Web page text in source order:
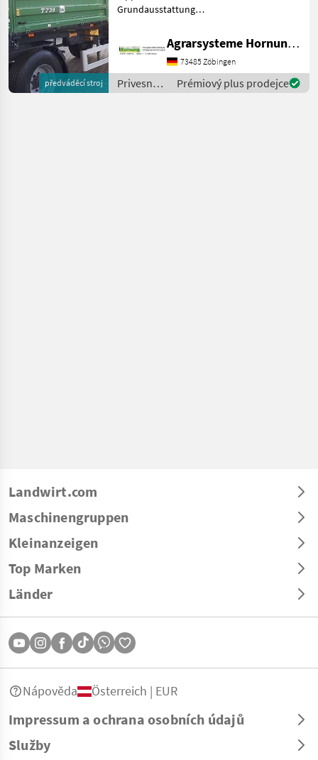
předváděcí stroj
Grundausstattung
+ AHK Preis auf Anfrage für
Optionen zwei-Kreis
Druckluft mit ALB 800 + 800
mm Bordwände. V Deichse
Agrarsysteme Hornung GmbH & Co. KG
73485 Zöbingen
Privesné
vozíky /
Prémiový plus prodejce
Landwirt.com
Maschinengruppen
Kleinanzeigen
Top Marken
Länder
Impressum a ochrana osobních údajů
Služby
Nápověda Österreich | EUR